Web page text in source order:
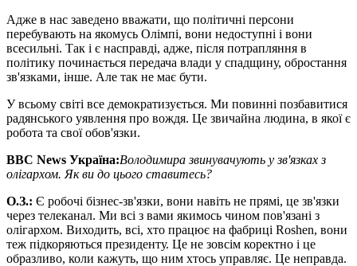
Адже в нас заведено вважати, що політичні персони
перебувають на якомусь Олімпі, вони недоступні і вони
всесильні. Так і є насправді, адже, після потрапляння в
політику починається передача влади у спадщину, обростання
зв'язками, інше. Але так не має бути.
У всьому світі все демократизується. Ми повинні позбавитися
радянського уявлення про вождя. Це звичайна людина, в якої є
робота та свої обов'язки.
BBC News Україна:Володимира звинувачують у зв'язках з
олігархом. Як ви до цього ставитесь?
О.З.: Є робочі бізнес-зв'язки, вони навіть не прямі, це зв'язки
через телеканал. Ми всі з вами якимось чином пов'язані з
олігархом. Виходить, всі, хто працює на фабриці Roshen, вони
теж підкоряються президенту. Це не зовсім коректно і це
образливо, коли кажуть, що ним хтось управляє. Це неправда.